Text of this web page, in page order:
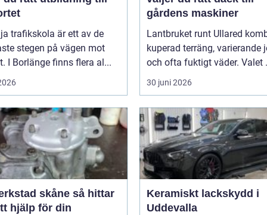
trafikskola är ett av de
stegen på vägen mot
I Borlänge finns flera al...
gårdens maskiner
Lantbruket runt Ullared
kuperad terräng, varierande
och ofta fuktigt väder. Valet
30 juni 2026
skåne så hittar
hjälp för din
Keramiskt lackskydd i
Uddevalla